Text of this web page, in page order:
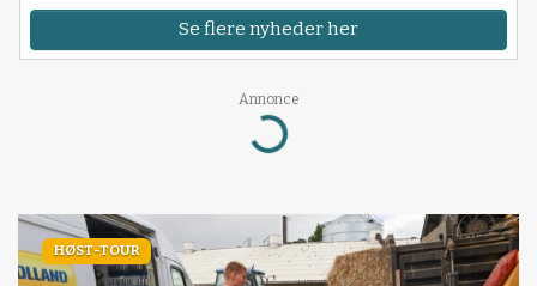
Se flere nyheder her
Annonce
Loading...
HØST-TOUR